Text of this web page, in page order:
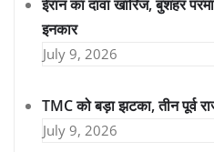
ईरान का दावा खारिज, बुशहर
इनकार
July 9, 2026
TMC को बड़ा झटका, तीन पूर्व
July 9, 2026